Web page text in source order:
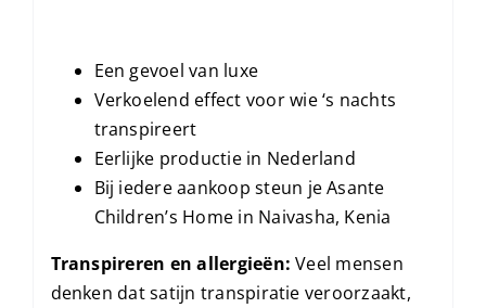
Een gevoel van luxe
Verkoelend effect voor wie ‘s nachts
transpireert
Eerlijke productie in Nederland
Bij iedere aankoop steun je Asante
Children’s Home in Naivasha, Kenia
Transpireren en allergieën:Veel mensen
denken dat satijn transpiratie veroorzaakt,